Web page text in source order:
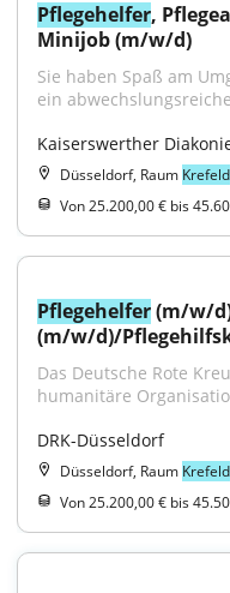
Pflegehelfer,
Minijob (m/w/d)
Sie haben Spaß am
ein
Kaiserswerther
Düsseldorf, Raum Krefeld
Von 25.200,00 € bis
Pflegehelfer (m/w/
(m/w/d)/
Das Deutsche Rote
humanitäre
DRK-Düsseldorf
Düsseldorf, Raum Krefeld
Von 25.200,00 € bis